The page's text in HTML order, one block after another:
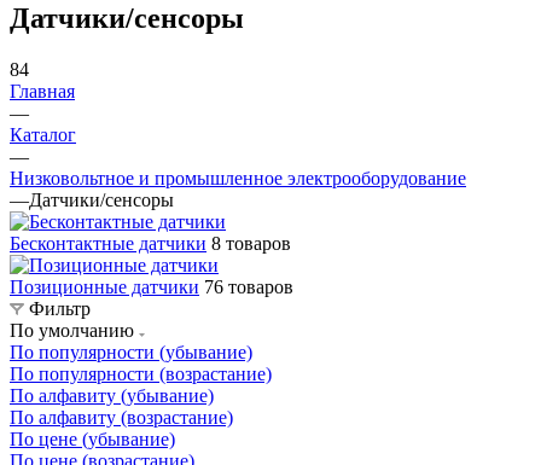
Датчики/сенсоры
84
Главная
—
Каталог
—
Низковольтное и промышленное электрооборудование
—Датчики/сенсоры
Бесконтактные датчики 8 товаров
Позиционные датчики 76 товаров
Фильтр
По умолчанию
По популярности (убывание)
По популярности (возрастание)
По алфавиту (убывание)
По алфавиту (возрастание)
По цене (убывание)
По цене (возрастание)